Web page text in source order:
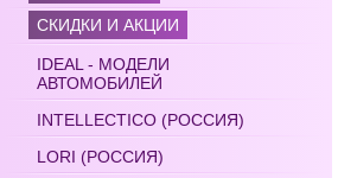
СКИДКИ И АКЦИИ
IDEAL - МОДЕЛИ
АВТОМОБИЛЕЙ
INTELLECTICO (РОССИЯ)
LORI (РОССИЯ)